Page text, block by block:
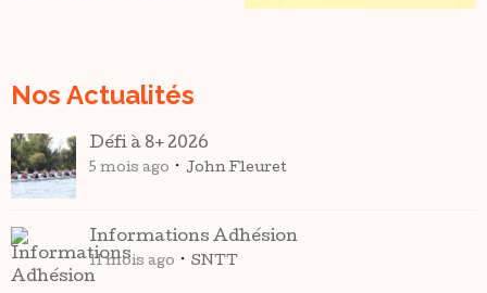
Nos Actualités
Défi à 8+ 2026
5 mois ago John Fleuret
Informations Adhésion
11 mois ago SNTT